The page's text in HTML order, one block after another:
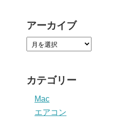
アーカイブ
カテゴリー
Mac
エアコン